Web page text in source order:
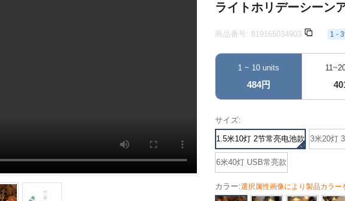
ライトホリデーシーン
商品番号: 819165034903 1 -
1 ~ 10 units
484円
サイズ:
1.5米10灯 2节常亮电池款 3米20灯
6米40灯 USB常亮款
カラー:選択属性画像により製品カラー